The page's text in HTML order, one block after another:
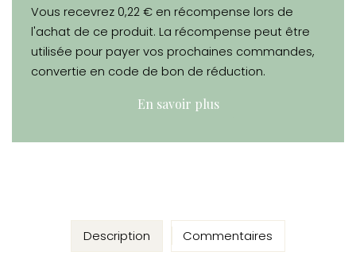
Vous recevrez 0,22 € en récompense lors de
l'achat de ce produit. La récompense peut être
utilisée pour payer vos prochaines commandes,
convertie en code de bon de réduction.
En savoir plus
Description Commentaires